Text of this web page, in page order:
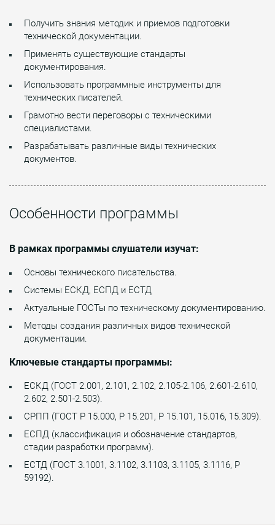
Получить знания методик и приемов подготовки
технической документации.
Применять существующие стандарты
документирования.
Использовать программные инструменты для
технических писателей.
Грамотно вести переговоры с техническими
специалистами.
Разрабатывать различные виды технических
документов.
Особенности программы
В рамках программы слушатели изучат:
Основы технического писательства.
Системы ЕСКД, ЕСПД и ЕСТД
Актуальные ГОСТы по техническому документированию.
Методы создания различных видов технической
документации.
Ключевые стандарты программы:
ЕСКД (ГОСТ 2.001, 2.101, 2.102, 2.105-2.106, 2.601-2.610,
2.602, 2.501-2.503).
СРПП (ГОСТ Р 15.000, Р 15.201, Р 15.101, 15.016, 15.309).
ЕСПД (классификация и обозначение стандартов,
стадии разработки программ).
ЕСТД (ГОСТ 3.1001, 3.1102, 3.1103, 3.1105, 3.1116, Р
59192).